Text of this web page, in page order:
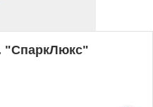
"СпаркЛюкс"